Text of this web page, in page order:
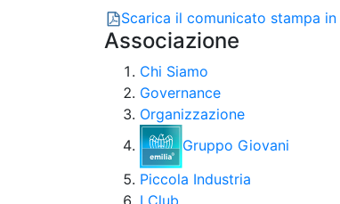
Scarica il comunicato stampa
Associazione
Chi Siamo
Governance
Organizzazione
Gruppo Giovani
Piccola Industria
I Club